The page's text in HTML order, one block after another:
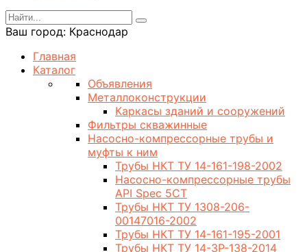
Ваш город: Краснодар
Главная
Каталог
Объявления
Металлоконструкции
Каркасы зданий и сооружений
Фильтры скважинные
Насосно-компрессорные трубы и
муфты к ним
Трубы НКТ ТУ 14-161-198-2002
Насосно-компрессорные трубы
API Spec 5CT
Трубы НКТ ТУ 1308-206-
00147016-2002
Трубы НКТ ТУ 14-161-195-2001
Трубы НКТ ТУ 14-3Р-138-2014